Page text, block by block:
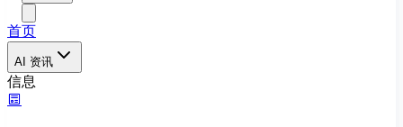
首页
AI 资讯
信息